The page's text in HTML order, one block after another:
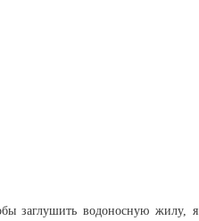
заглушить водоносную жилу, я